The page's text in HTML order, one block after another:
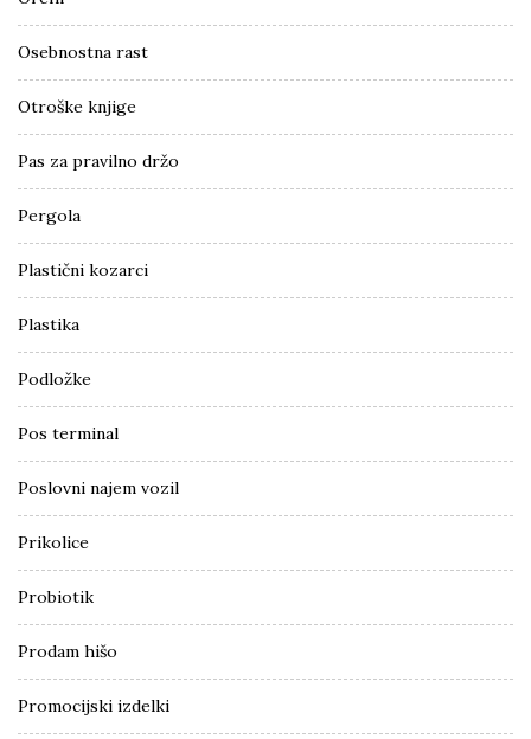
Osebnostna rast
Otroške knjige
Pas za pravilno držo
Pergola
Plastični kozarci
Plastika
Podložke
Pos terminal
Poslovni najem vozil
Prikolice
Probiotik
Prodam hišo
Promocijski izdelki